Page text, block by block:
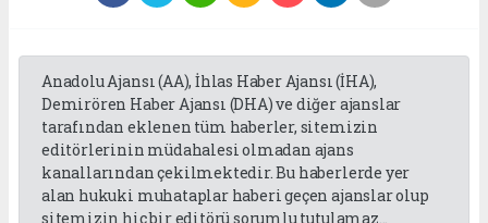
Anadolu Ajansı (AA), İhlas Haber Ajansı (İHA),
Demirören Haber Ajansı (DHA) ve diğer ajanslar
tarafından eklenen tüm haberler, sitemizin
editörlerinin müdahalesi olmadan ajans
kanallarından çekilmektedir. Bu haberlerde yer
alan hukuki muhataplar haberi geçen ajanslar olup
sitemizin hiç bir editörü sorumlu tutulamaz...